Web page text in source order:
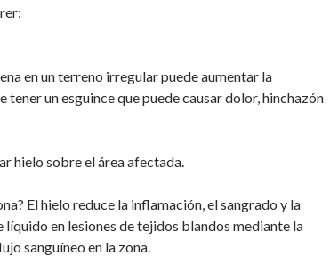
en un terreno irregular puede aumentar la
un esguince que puede causar dolor, hinchazón
hielo sobre el área afectada.
El hielo reduce la inflamación, el sangrado y la
líquido en lesiones de tejidos blandos mediante la
sanguíneo en la zona.